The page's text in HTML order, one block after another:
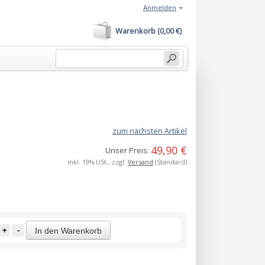
Warenkorb (0,00 €)
Anmelden
zum nächsten Artikel
Unser Preis: 49,90 €
inkl. 19% USt., zzgl. Versand (Standard)
+ - In den Warenkorb